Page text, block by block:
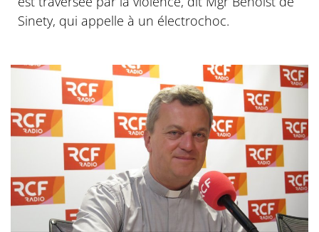
Sinety, qui appelle à un électrochoc.